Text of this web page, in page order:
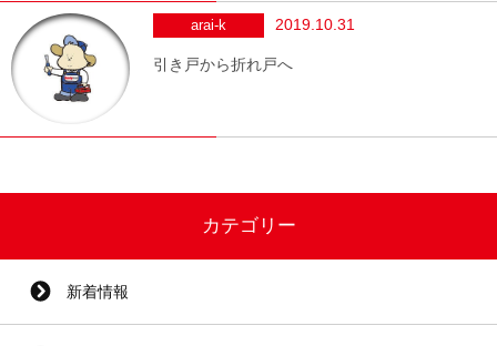
arai-k 2019.10.31
引き戸から折れ戸へ
カテゴリー
新着情報